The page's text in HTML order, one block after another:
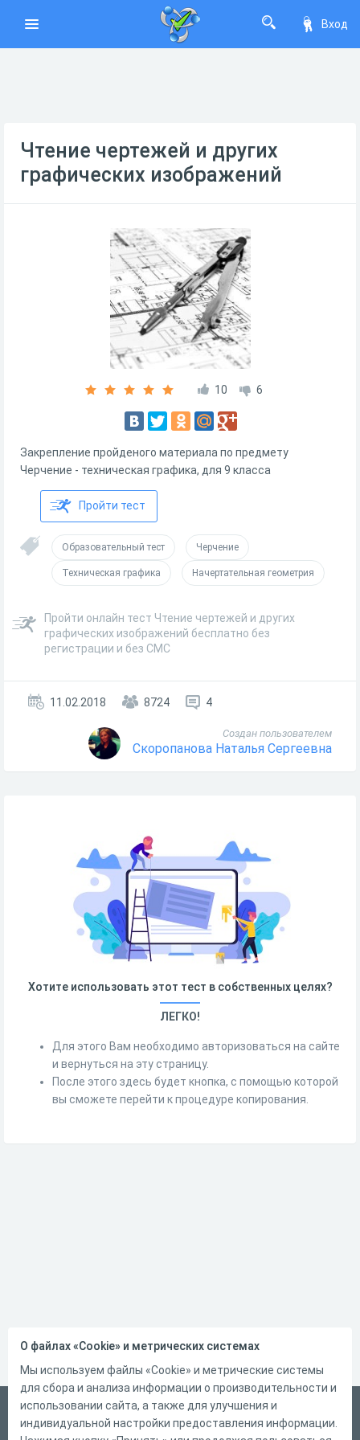
Вход
Чтение чертежей и других
графических изображений
10 6
Закрепление пройденого материала по предмету
Черчение - техническая графика, для 9 класса
Пройти тест
Образовательный тест Черчение
Техническая графика Начертательная геометрия
Пройти онлайн тест Чтение чертежей и других
графических изображений бесплатно без
регистрации и без СМС
11.02.2018 8724 4
Создан пользователем
Скоропанова Наталья Сергеевна
Хотите использовать этот тест в собственных целях?
ЛЕГКО!
Для этого Вам необходимо авторизоваться на сайте
и вернуться на эту страницу.
После этого здесь будет кнопка, с помощью которой
вы сможете перейти к процедуре копирования.
Русский
Справка
О файлах «Cookie» и метрических системах
Мы используем файлы «Cookie» и метрические системы
для сбора и анализа информации о производительности и
использовании сайта, а также для улучшения и
индивидуальной настройки предоставления информации.